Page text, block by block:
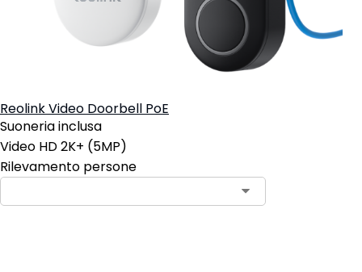
Reolink Video Doorbell PoE
Suoneria inclusa
Video HD 2K+ (5MP)
Rilevamento persone